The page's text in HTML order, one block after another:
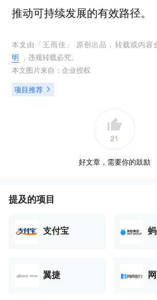
推动可持续发展的有效路径。
本文由「 王雨佳 」 原创出品，转载或内容
明 ，违规转载必究。
本文图片来自： 企业授权
项目推荐
21
好文章，需要你的鼓励
提及的项目
支付宝
翼捷